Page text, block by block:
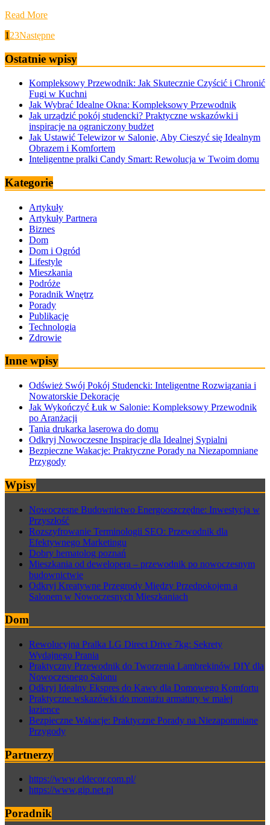
Read More
Stronicowanie
wpisów
1 23Następne
Ostatnie wpisy
Kompleksowy Przewodnik: Jak Skutecznie Czyścić i Chronić
Fugi w Kuchni
Jak Wybrać Idealne Okna: Kompleksowy Przewodnik
Jak urządzić pokój studencki? Praktyczne wskazówki i
inspiracje na ograniczony budżet
Jak Ustawić Telewizor w Salonie, Aby Cieszyć się Idealnym
Obrazem i Komfortem
Inteligentne pralki Candy Smart: Rewolucja w Twoim domu
Kategorie
Artykuły
Artykuły Partnera
Biznes
Dom
Dom i Ogród
Lifestyle
Mieszkania
Podróże
Poradnik Wnętrz
Porady
Publikacje
Technologia
Zdrowie
Inne wpisy
Odśwież Swój Pokój Studencki: Inteligentne Rozwiązania i
Nowatorskie Dekoracje
Jak Wykończyć Łuk w Salonie: Kompleksowy Przewodnik
po Aranżacji
Tania drukarka laserowa do domu
Odkryj Nowoczesne Inspiracje dla Idealnej Sypialni
Bezpieczne Wakacje: Praktyczne Porady na Niezapomniane
Przygody
Wpisy
Nowoczesne Budownictwo Energooszczędne: Inwestycja w
Przyszłość
Rozszyfrowanie Terminologii SEO: Przewodnik dla
Efektywnego Marketingu
Dobry hematolog poznań
Mieszkania od dewelopera – przewodnik po nowoczesnym
budownictwie
Odkryj Kreatywne Przegrody Między Przedpokojem a
Salonem w Nowoczesnych Mieszkaniach
Dom
Rewolucyjna Pralka LG Direct Drive 7kg: Sekrety
Wydajnego Prania
Praktyczny Przewodnik do Tworzenia Lambrekinów DIY dla
Nowoczesnego Salonu
Odkryj Idealny Ekspres do Kawy dla Domowego Komfortu
Praktyczne wskazówki do montażu armatury w małej
łazience
Bezpieczne Wakacje: Praktyczne Porady na Niezapomniane
Przygody
Partnerzy
https://www.eldecor.com.pl/
https://www.gip.net.pl
Poradnik